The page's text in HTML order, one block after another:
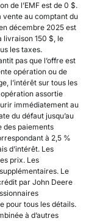
de l’EMF est de 0 $.
vente au comptant du
décembre 2025 est
livraison 150 $, le
les taxes.
pas que l’offre est
opération ou de
l’intérêt sur tous les
assortie
immédiatement au
du défaut jusqu’au
des paiements
à 2,5 %
d’intérêt. Les
prix. Les
Le
par John Deere
pour tous les détails.
à d’autres